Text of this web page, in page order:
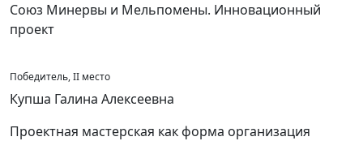
Союз Минервы и Мельпомены. Инновационный
проект
Победитель, II место
Купша Галина Алексеевна
Проектная мастерская как форма организация